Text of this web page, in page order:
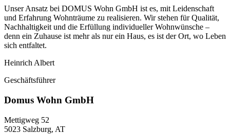
Unser Ansatz bei DOMUS Wohn GmbH ist es, mit Leidenschaft
und Erfahrung Wohnträume zu realisieren. Wir stehen für Qualität,
Nachhaltigkeit und die Erfüllung individueller Wohnwünsche –
denn ein Zuhause ist mehr als nur ein Haus, es ist der Ort, wo Leben
sich entfaltet.
Heinrich Albert
Geschäftsführer
Domus Wohn GmbH
Mettigweg 52
5023 Salzburg, AT